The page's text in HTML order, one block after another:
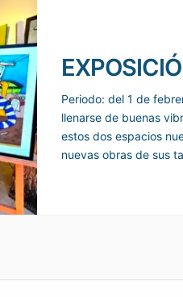
Periodo: del 1 de
llenarse de buenas
estos dos espacios
nuevas obras de sus